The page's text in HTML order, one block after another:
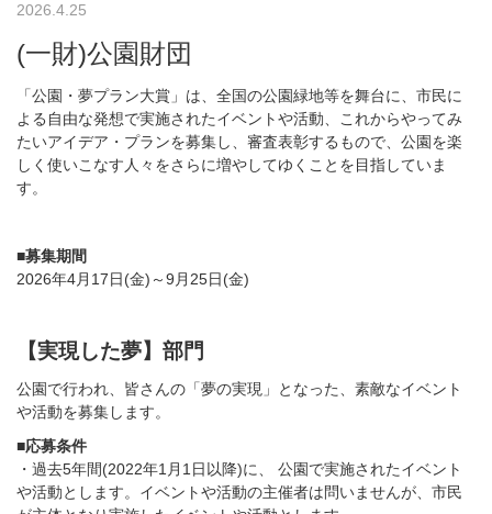
2026.4.25
(一財)公園財団
「公園・夢プラン大賞」は、全国の公園緑地等を舞台に、市民に
よる自由な発想で実施されたイベントや活動、これからやってみ
たいアイデア・プランを募集し、審査表彰するもので、公園を楽
しく使いこなす人々をさらに増やしてゆくことを目指していま
す。
■募集期間
2026年4月17日(金)～9月25日(金)
【実現した夢】部門
公園で行われ、皆さんの「夢の実現」となった、素敵なイベント
や活動を募集します。
■応募条件
・過去5年間(2022年1月1日以降)に、 公園で実施されたイベント
や活動とします。イベントや活動の主催者は問いませんが、市民